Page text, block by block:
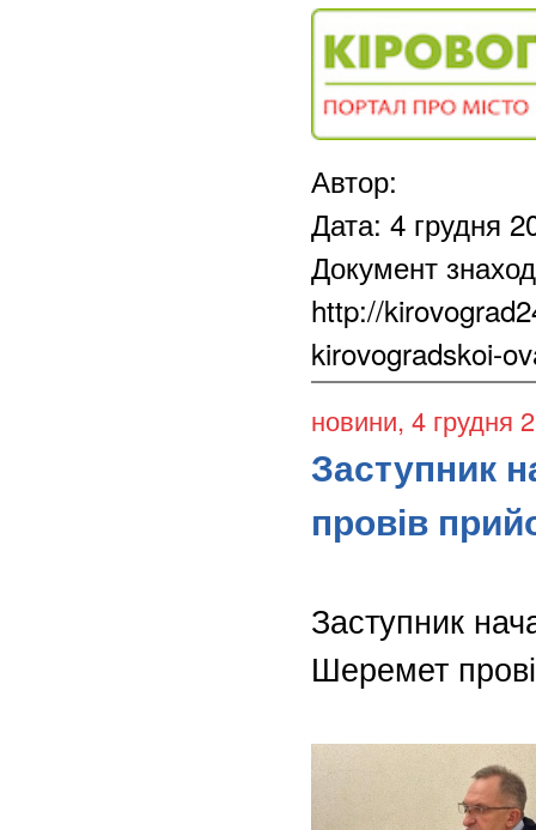
Автор:
Дата: 4 грудня
Документ
http://
kirovogradskoi-
новини, 4 грудня
Заступник
провів
Заступник
Шеремет